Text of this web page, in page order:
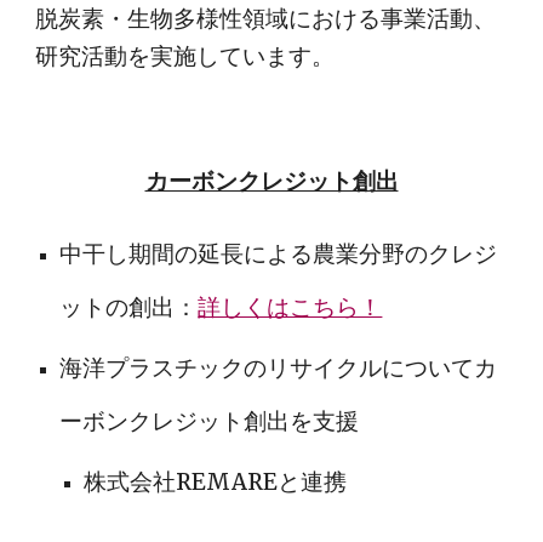
脱炭素・生物多様性領域における事業活動、
研究活動を実施しています。
カーボンクレジット創出
中干し期間の延長による農業分野のクレジ
ットの創出：詳しくはこちら！
海洋プラスチックのリサイクルについてカ
ーボンクレジット創出を支援
株式会社REMAREと連携